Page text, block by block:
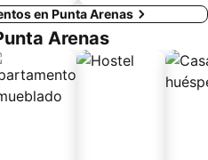
en Punta Arenas
Arenas